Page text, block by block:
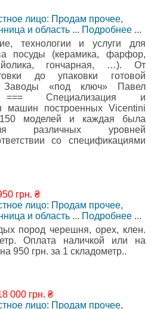
лицо: Продам прочее,
и область ... Подробнее ...
технологии и услуги для
посуды (керамика, фарфор,
гончарная, …). От
до упаковки готовой
Заводы «под ключ» Павел
=== Специализация и
машин построенных Vicentini
моделей и каждая была
различных уровней
со спецификациями
грн. ₴
лицо: Продам прочее,
и область ... Подробнее ...
пород черешня, орех, клен.
Оплата наличкой или на
950 грн. за 1 складометр..
000 грн. ₴
лицо: Продам прочее,